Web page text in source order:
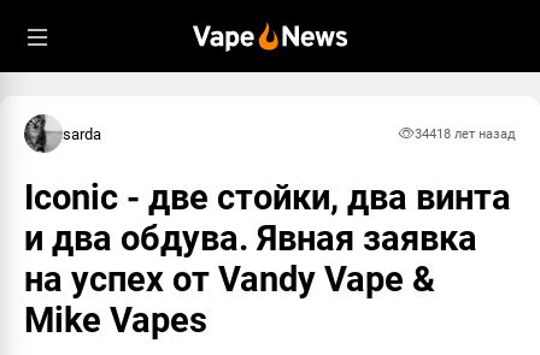
sarda 34418 лет назад
Iconic - две стойки, два винта
и два обдува. Явная заявка
на успех от Vandy Vape &
Mike Vapes
Пожаловаться
Запрещенный материал
Обман
Насилие и вражда
Информация
ОК